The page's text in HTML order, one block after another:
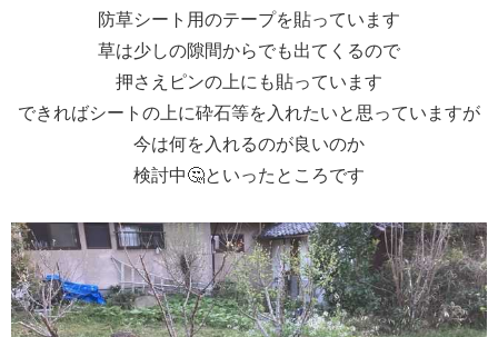
防草シート用のテープを貼っています
草は少しの隙間からでも出てくるので
押さえピンの上にも貼っています
できればシートの上に砕石等を入れたいと思っていますが
今は何を入れるのが良いのか
検討中🤔といったところです